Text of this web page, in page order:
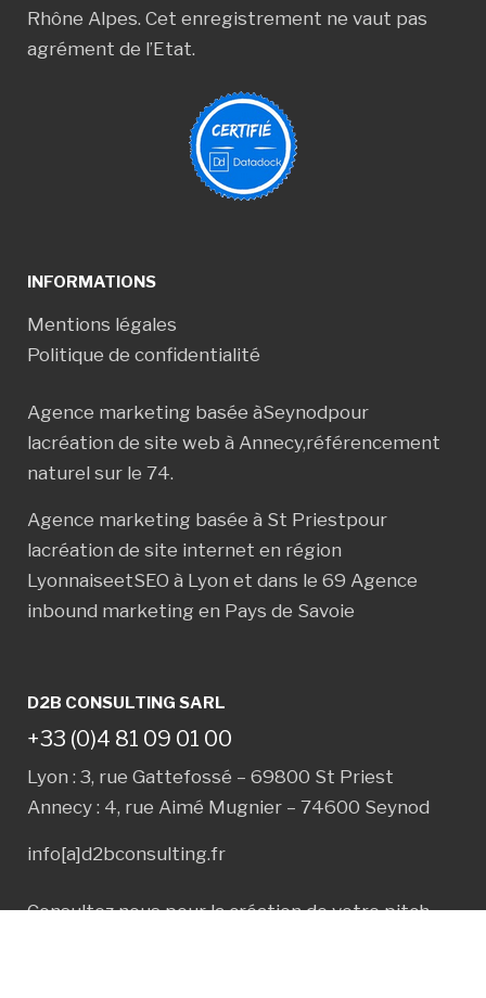
Rhône Alpes. Cet enregistrement ne vaut pas
agrément de l’Etat.
INFORMATIONS
Mentions légales
Politique de confidentialité
Agence marketing basée àSeynodpour
lacréation de site web à Annecy,référencement
naturel sur le 74.
Agence marketing basée à St Priestpour
lacréation de site internet en région
LyonnaiseetSEO à Lyon et dans le 69 Agence
inbound marketing en Pays de Savoie
D2B CONSULTING SARL
+33 (0)4 81 09 01 00
Lyon : 3, rue Gattefossé – 69800 St Priest
Annecy : 4, rue Aimé Mugnier – 74600 Seynod
info[a]d2bconsulting.fr
Consultez nous pour la création de votrepitch